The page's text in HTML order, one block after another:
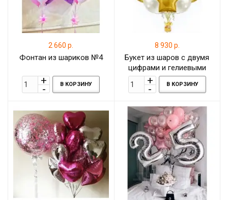
2 660 р.
Фонтан из шариков №4
В КОРЗИНУ
8 930 р.
Букет из шаров с двумя
цифрами и гелиевыми
шарами на день рождение
взрослого
В КОРЗИНУ